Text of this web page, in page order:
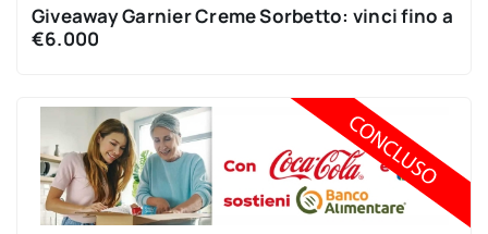
Giveaway Garnier Creme Sorbetto: vinci fino a
€6.000